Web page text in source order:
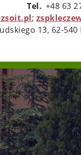
Tel. +48 63
;
13, 62-540